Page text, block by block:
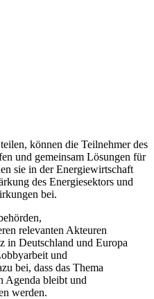
können die Teilnehmer des
und gemeinsam Lösungen für
sie in der Energiewirtschaft
des Energiesektors und
bei.
relevanten Akteuren
in Deutschland und Europa
und
bei, dass das Thema
Agenda bleibt und
werden.